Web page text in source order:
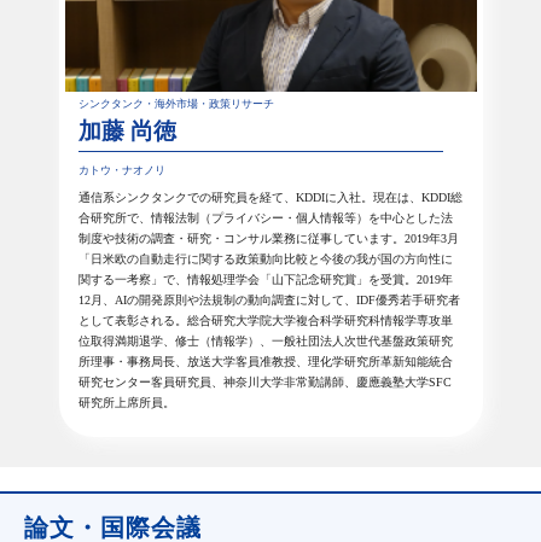
シンクタンク・海外市場・政策リサーチ
加藤 尚徳
カトウ・ナオノリ
通信系シンクタンクでの研究員を経て、KDDIに入社。現在は、KDDI総
合研究所で、情報法制（プライバシー・個人情報等）を中心とした法
制度や技術の調査・研究・コンサル業務に従事しています。2019年3月
「日米欧の自動走行に関する政策動向比較と今後の我が国の方向性に
関する一考察」で、情報処理学会「山下記念研究賞」を受賞。2019年
12月、AIの開発原則や法規制の動向調査に対して、IDF優秀若手研究者
として表彰される。総合研究大学院大学複合科学研究科情報学専攻単
位取得満期退学、修士（情報学）、一般社団法人次世代基盤政策研究
所理事・事務局長、放送大学客員准教授、理化学研究所革新知能統合
研究センター客員研究員、神奈川大学非常勤講師、慶應義塾大学SFC
研究所上席所員。
論文・国際会議